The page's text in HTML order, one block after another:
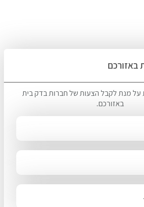
באזורכם
על מנת לקבל הצעות של חברות בדק בית
באזורכם.